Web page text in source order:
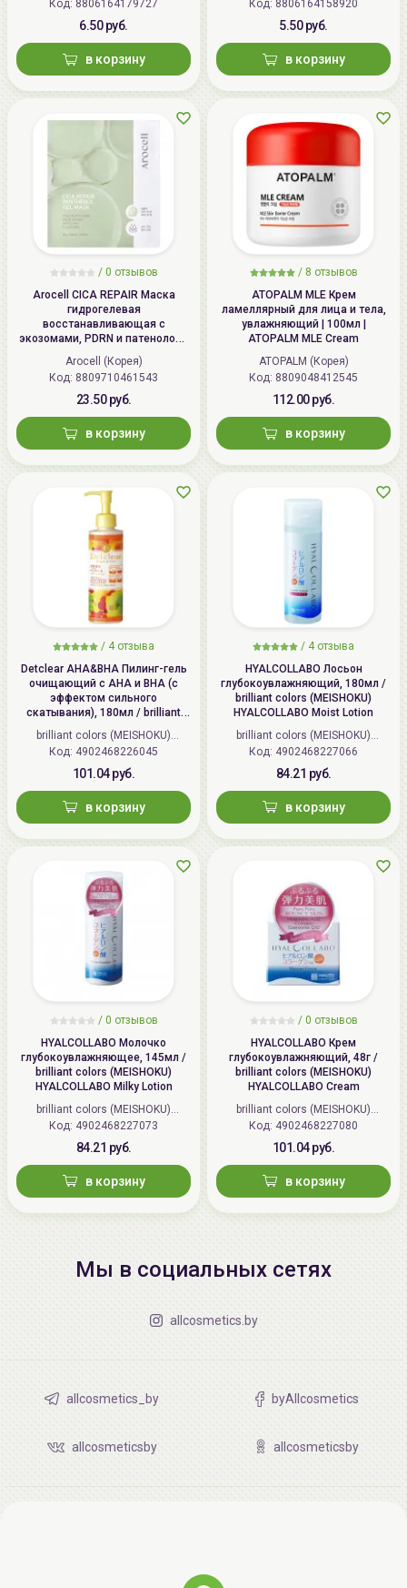
Код: 8806164179727
6.50 руб.
в корзину
Код: 8806164158920
5.50 руб.
в корзину
/ 0 отзывов
Arocell CICA REPAIR Маска
гидрогелевая
восстанавливающая с
экозомами, PDRN и патенолом |
25г | CICA REPAIR Panthenol Gel
Mask
Arocell (Корея)
Код: 8809710461543
23.50 руб.
в корзину
/ 8 отзывов
ATOPALM MLE Крем
ламеллярный для лица и тела,
увлажняющий | 100мл |
ATOPALM MLE Cream
ATOPALM (Корея)
Код: 8809048412545
112.00 руб.
в корзину
/ 4 отзыва
Detclear AHA&BHA Пилинг-гель
очищающий с AHA и BHA (с
эффектом сильного
скатывания), 180мл / brilliant
colors (MEISHOKU) Detclear
Bright&Peel AHA&BHA Fruits
Peeling Jelly
brilliant colors (MEISHOKU)
(Япония)
Код: 4902468226045
101.04 руб.
в корзину
/ 4 отзыва
HYALCOLLABO Лосьон
глубокоувлажняющий, 180мл /
brilliant colors (MEISHOKU)
HYALCOLLABO Moist Lotion
brilliant colors (MEISHOKU)
(Япония)
Код: 4902468227066
84.21 руб.
в корзину
/ 0 отзывов
HYALCOLLABO Молочко
глубокоувлажняющее, 145мл /
brilliant colors (MEISHOKU)
HYALCOLLABO Milky Lotion
brilliant colors (MEISHOKU)
(Япония)
Код: 4902468227073
84.21 руб.
в корзину
/ 0 отзывов
HYALCOLLABO Крем
глубокоувлажняющий, 48г /
brilliant colors (MEISHOKU)
HYALCOLLABO Cream
brilliant colors (MEISHOKU)
(Япония)
Код: 4902468227080
101.04 руб.
в корзину
Мы в социальных сетях
allcosmetics.by
allcosmetics_by byAllcosmetics
allcosmeticsby allcosmeticsby